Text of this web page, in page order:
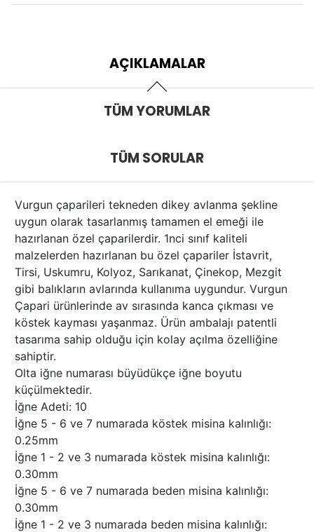
AÇIKLAMALAR
TÜM YORUMLAR
TÜM SORULAR
Vurgun çaparileri tekneden dikey avlanma şekline
uygun olarak tasarlanmış tamamen el emeği ile
hazırlanan özel çaparilerdir. 1nci sınıf kaliteli
malzelerden hazırlanan bu özel çapariler İstavrit,
Tirsi, Uskumru, Kolyoz, Sarıkanat, Çinekop, Mezgit
gibi balıkların avlarında kullanıma uygundur. Vurgun
Çapari ürünlerinde av sırasında kanca çıkması ve
köstek kayması yaşanmaz. Ürün ambalajı patentli
tasarıma sahip olduğu için kolay açılma özelliğine
sahiptir.
Olta iğne numarası büyüdükçe iğne boyutu
küçülmektedir.
İğne Adeti: 10
İğne 5 - 6 ve 7 numarada köstek misina kalınlığı:
0.25mm
İğne 1 - 2 ve 3 numarada köstek misina kalınlığı:
0.30mm
İğne 5 - 6 ve 7 numarada beden misina kalınlığı:
0.30mm
İğne 1 - 2 ve 3 numarada beden misina kalınlığı: